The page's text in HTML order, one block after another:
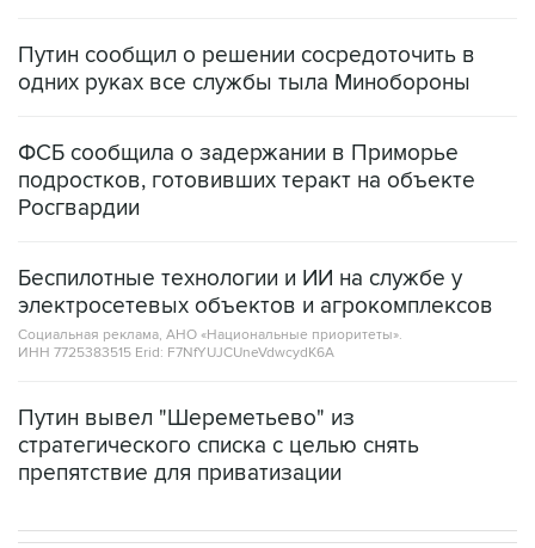
Путин сообщил о решении сосредоточить в
одних руках все службы тыла Минобороны
ФСБ сообщила о задержании в Приморье
подростков, готовивших теракт на объекте
Росгвардии
Беспилотные технологии и ИИ на службе у
электросетевых объектов и агрокомплексов
Социальная реклама, АНО «Национальные приоритеты».
ИНН 7725383515 Erid: F7NfYUJCUneVdwcydK6A
Путин вывел "Шереметьево" из
стратегического списка с целью снять
препятствие для приватизации